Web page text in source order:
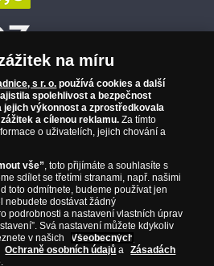
na míru
s r. o. používá cookies a další
spolehlivost a bezpečnost
jejich výkonnost a zprostředkovala
a cílenou reklamu. Za tímto
o uživatelích, jejich chování a
vše”, toto přijímáte a souhlasíte s
sdílet se třetími stranami, např. našimi
toto odmítnete, budeme používat jen
nebudete dostávat žádný
podrobnosti a nastavení vlastních úprav
Svá nastavení můžete kdykoliv
v našich
Všeobecných
Ochraně osobních údajů a
Zásadách
.